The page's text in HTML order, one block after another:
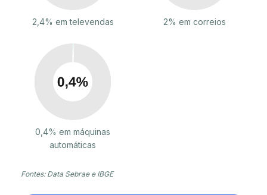
2,4% em televendas 2% em correios
0,4% em máquinas
automáticas
Fontes: Data Sebrae e IBGE